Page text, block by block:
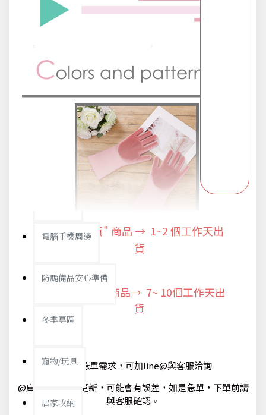
熱銷商品-超夯小物盡在這裡
父親節專頁
畢業狂歡季
開學季用品
電腦手機周邊
防颱備品安心準備
冬季專區
寵物/玩具
居家收納
"快速出貨" 商品 → 1~2 個工作天出
貨
"預購商品" 商品→ 7~ 10個工作天出
貨
@如有急單需求，可加line@與客服洽詢
@庫存狀態隨時更新，可能會有誤差，如是急單，下單前請
與客服確認。